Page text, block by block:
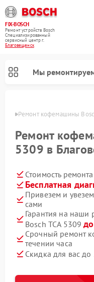
FIX-BOSCH
Ремонт устройств Bosch
Специализированный
cервисный центр г.
Благовещенск
Мы
Ремонт кофемашины
Ремонт
5309 в
Стоимость ремонта
Бесплатная
Привезем и
сами
Гарантия на
Bosch TCA 5309
Срочный ремонт
течении часа
Скидка для вас до